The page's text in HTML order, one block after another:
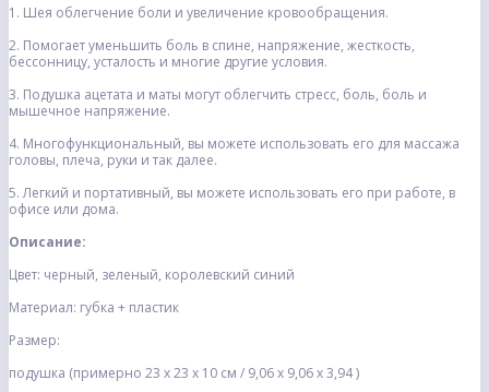
1. Шея облегчение боли и увеличение кровообращения.
2. Помогает уменьшить боль в спине, напряжение, жесткость,
бессонницу, усталость и многие другие условия.
3. Подушка ацетата и маты могут облегчить стресс, боль, боль и
мышечное напряжение.
4. Многофункциональный, вы можете использовать его для массажа
головы, плеча, руки и так далее.
5. Легкий и портативный, вы можете использовать его при работе, в
офисе или дома.
Описание:
Цвет: черный, зеленый, королевский синий
Материал: губка + пластик
Размер:
подушка (примерно 23 х 23 х 10 см / 9,06 х 9,06 х 3,94 )